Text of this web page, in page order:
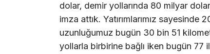
dolar, demir yollarında 80 milyar
imza attık. Yatırımlarımız
uzunluğumuz bugün 30 bin 51
yollarla birbirine bağlı iken bugün 77